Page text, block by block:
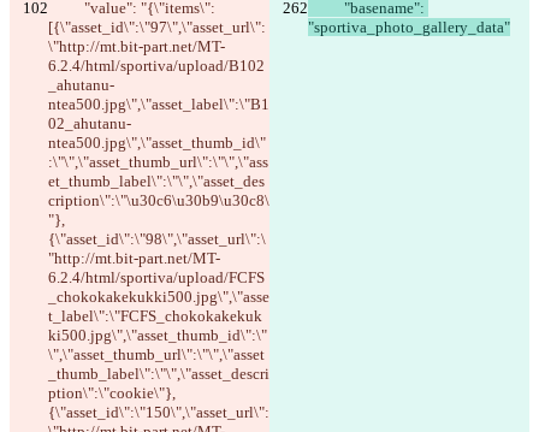
[{\"asset_id\":\"97\",\"asset_url\":
\"http://mt.bit-part.net/MT-
6.2.4/html/sportiva/upload/B102
_ahutanu-
ntea500.jpg\",\"asset_label\":\"B1
02_ahutanu-
ntea500.jpg\",\"asset_thumb_id\"
:\"\",\"asset_thumb_url\":\"\",\"ass
et_thumb_label\":\"\",\"asset_des
cription\":\"\u30c6\u30b9\u30c8\
"},
{\"asset_id\":\"98\",\"asset_url\":\
"http://mt.bit-part.net/MT-
6.2.4/html/sportiva/upload/FCFS
_chokokakekukki500.jpg\",\"asse
t_label\":\"FCFS_chokokakekuk
ki500.jpg\",\"asset_thumb_id\":\"
\",\"asset_thumb_url\":\"\",\"asset
_thumb_label\":\"\",\"asset_descri
ption\":\"cookie\"},
{\"asset_id\":\"150\",\"asset_url\":
"sportiva_photo_gallery_data"